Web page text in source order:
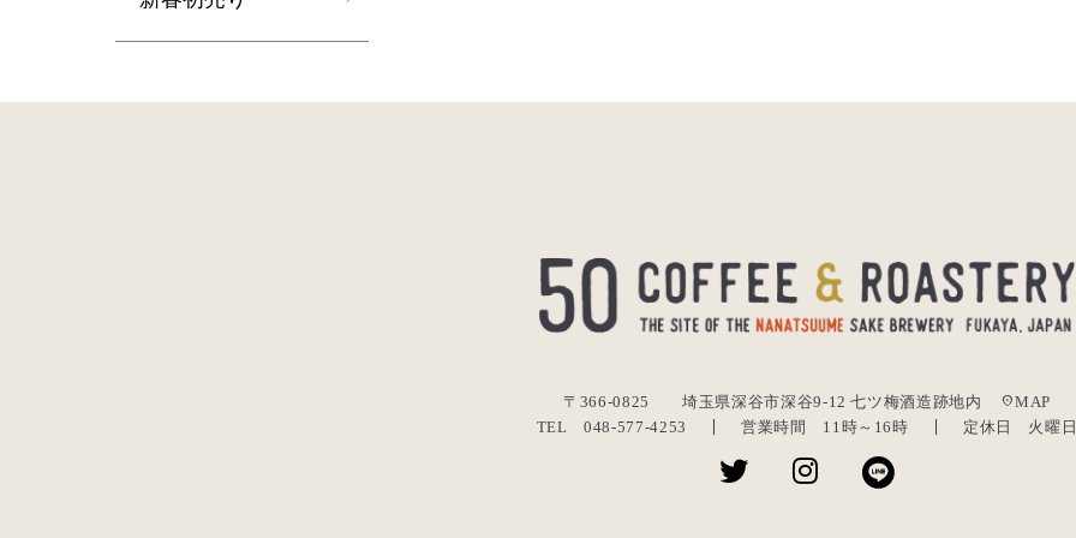
〒366-0825埼玉県深谷市深谷9-12 七ツ梅酒造跡地内 location_onMAP
TEL 048-577-4253
営業時間 11時～16時 定休日 火曜